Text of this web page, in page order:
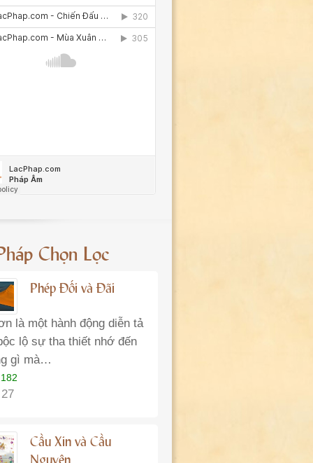
Chọn Lọc
Phép Đối và Đãi
là một hành động diễn tả
lộ sự tha thiết nhớ đến
gì mà…
Cầu Xin và Cầu
Nguyện